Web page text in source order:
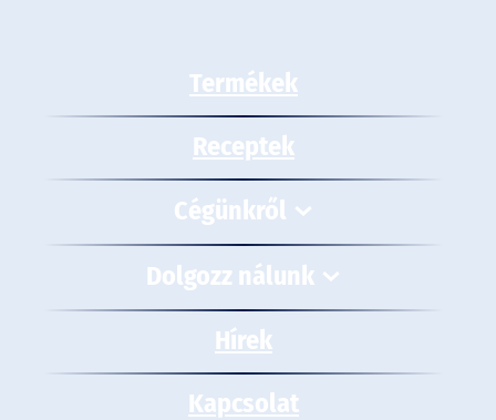
Termékek
Receptek
Cégünkről
Dolgozz nálunk
Hírek
Kapcsolat